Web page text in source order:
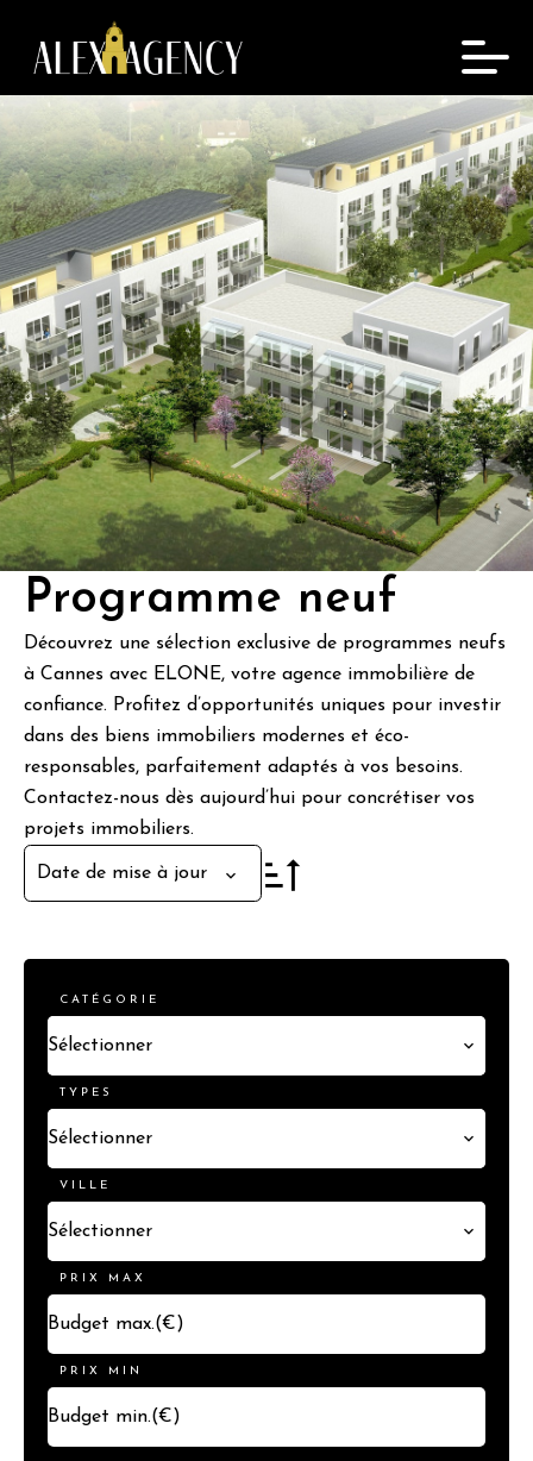
Programme neuf
Découvrez une sélection exclusive de programmes neufs
à Cannes avec ELONE, votre agence immobilière de
confiance. Profitez d’opportunités uniques pour investir
dans des biens immobiliers modernes et éco-
responsables, parfaitement adaptés à vos besoins.
Contactez-nous dès aujourd’hui pour concrétiser vos
projets immobiliers.
Date de mise à jour
CATÉGORIE
Sélectionner
TYPES
Sélectionner
VILLE
Sélectionner
PRIX MAX
PRIX MIN